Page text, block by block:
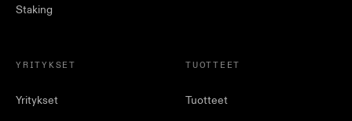
Staking
YRITYKSET
Yritykset
TUOTTEET
Tuotteet